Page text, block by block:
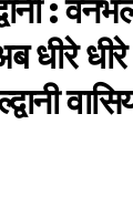
:
धीरे धीरे